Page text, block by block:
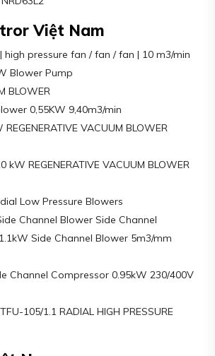
Việt Nam
high pressure fan / fan / fan | 10 m3/min
Blower Pump
BLOWER
0,55KW 9,40m3/min
REGENERATIVE VACUUM BLOWER
kW REGENERATIVE VACUUM BLOWER
Low Pressure Blowers
Channel Blower Side Channel
Side Channel Blower 5m3/mm
Channel Compressor 0.95kW 230/400V
105/1.1 RADIAL HIGH PRESSURE